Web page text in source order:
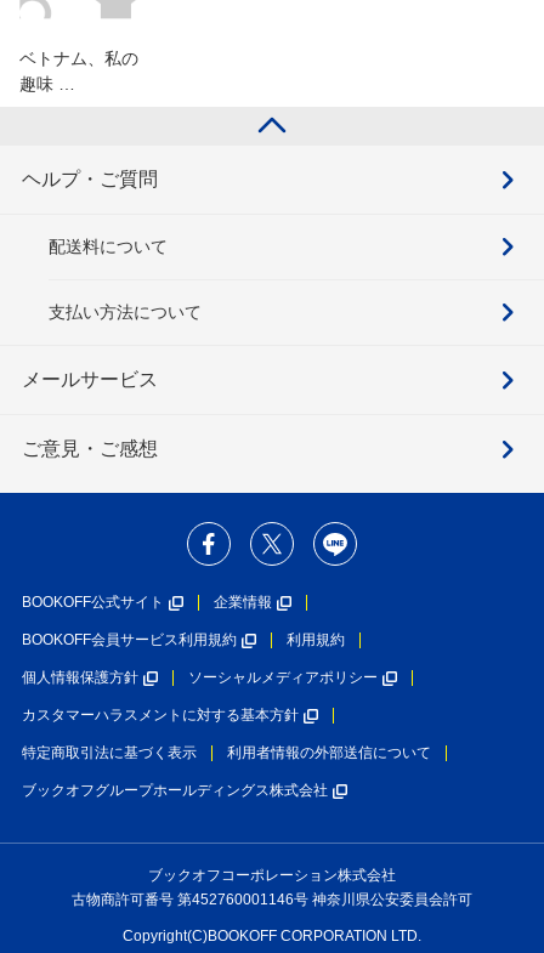
ベトナム、私の
趣味 …
ヘルプ・ご質問
配送料について
支払い方法について
メールサービス
ご意見・ご感想
BOOKOFF公式サイト 企業情報
BOOKOFF会員サービス利用規約 利用規約
個人情報保護方針 ソーシャルメディアポリシー
カスタマーハラスメントに対する基本方針
特定商取引法に基づく表示 利用者情報の外部送信について
ブックオフグループホールディングス株式会社
ブックオフコーポレーション株式会社
古物商許可番号 第452760001146号 神奈川県公安委員会許可
Copyright(C)BOOKOFF CORPORATION LTD.